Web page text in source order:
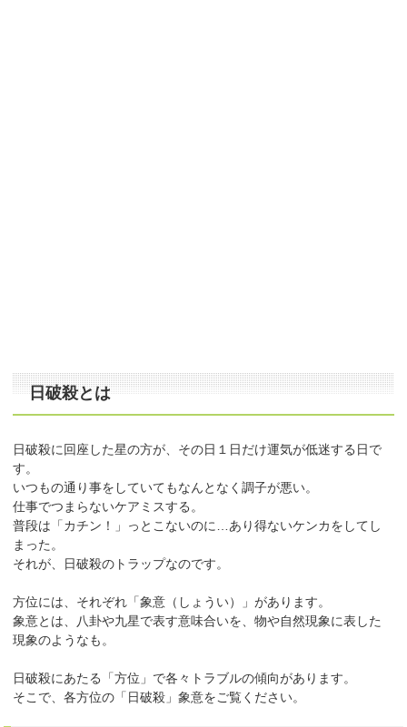
日破殺とは
日破殺に回座した星の方が、その日１日だけ運気が低迷する日で
す。
いつもの通り事をしていてもなんとなく調子が悪い。
仕事でつまらないケアミスする。
普段は「カチン！」っとこないのに…あり得ないケンカをしてし
まった。
それが、日破殺のトラップなのです。
方位には、それぞれ「象意（しょうい）」があります。
象意とは、八卦や九星で表す意味合いを、物や自然現象に表した
現象のようなも。
日破殺にあたる「方位」で各々トラブルの傾向があります。
そこで、各方位の「日破殺」象意をご覧ください。